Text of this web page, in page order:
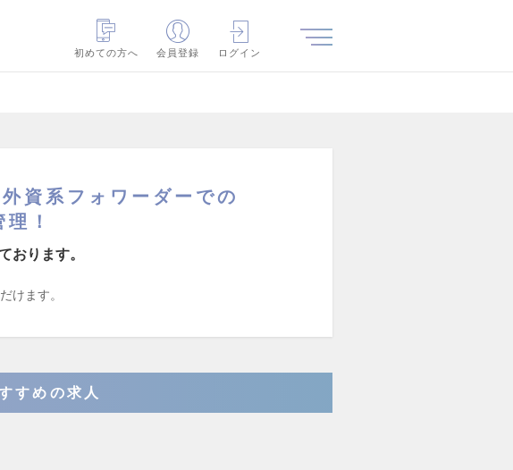
初めての方へ
会員登録 ログイン
資系フォワーダーでの
！
おります。
けます。
すめの求人